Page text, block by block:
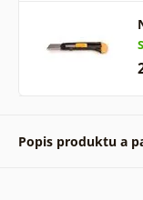
Popis produktu a